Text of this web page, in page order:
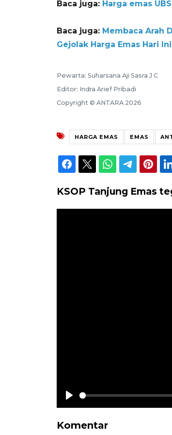
Baca juga: Harga emas
Baca juga: Membaca Arah
Gejolak Harga Emas Hari Ini
Pewarta: Suharsana Aji Sasra J C
Editor: Indra Arief Pribadi
Copyright © ANTARA 2026
HARGA EMAS EMAS
KSOP Tanjung Emas
Play
Komentar